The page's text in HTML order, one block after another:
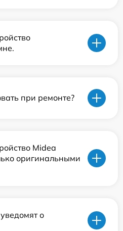
при ремонте?
Midea
оригинальными
о